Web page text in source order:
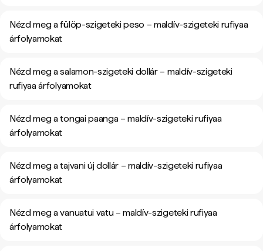
Nézd meg a fülöp-szigeteki peso – maldív-szigeteki rufiyaa
árfolyamokat
Nézd meg a salamon-szigeteki dollár – maldív-szigeteki
rufiyaa árfolyamokat
Nézd meg a tongai paanga – maldív-szigeteki rufiyaa
árfolyamokat
Nézd meg a tajvani új dollár – maldív-szigeteki rufiyaa
árfolyamokat
Nézd meg a vanuatui vatu – maldív-szigeteki rufiyaa
árfolyamokat